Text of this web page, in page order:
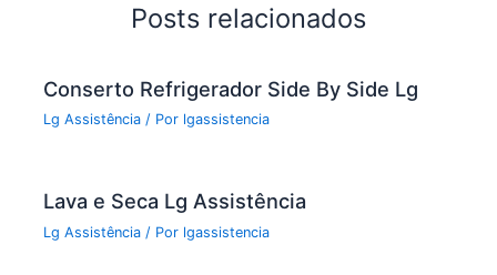
k
Posts relacionados
Conserto Refrigerador Side By Side Lg
Lg Assistência / Por lgassistencia
Lava e Seca Lg Assistência
Lg Assistência / Por lgassistencia